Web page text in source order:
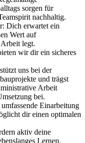
sorgen für
nachhaltig.
Dich erwartet ein
Wert auf
legt.
wir dir ein sicheres
uns bei der
und trägst
Arbeit
bei.
Einarbeitung
dir einen optimalen
aktiv deine
Lernen.